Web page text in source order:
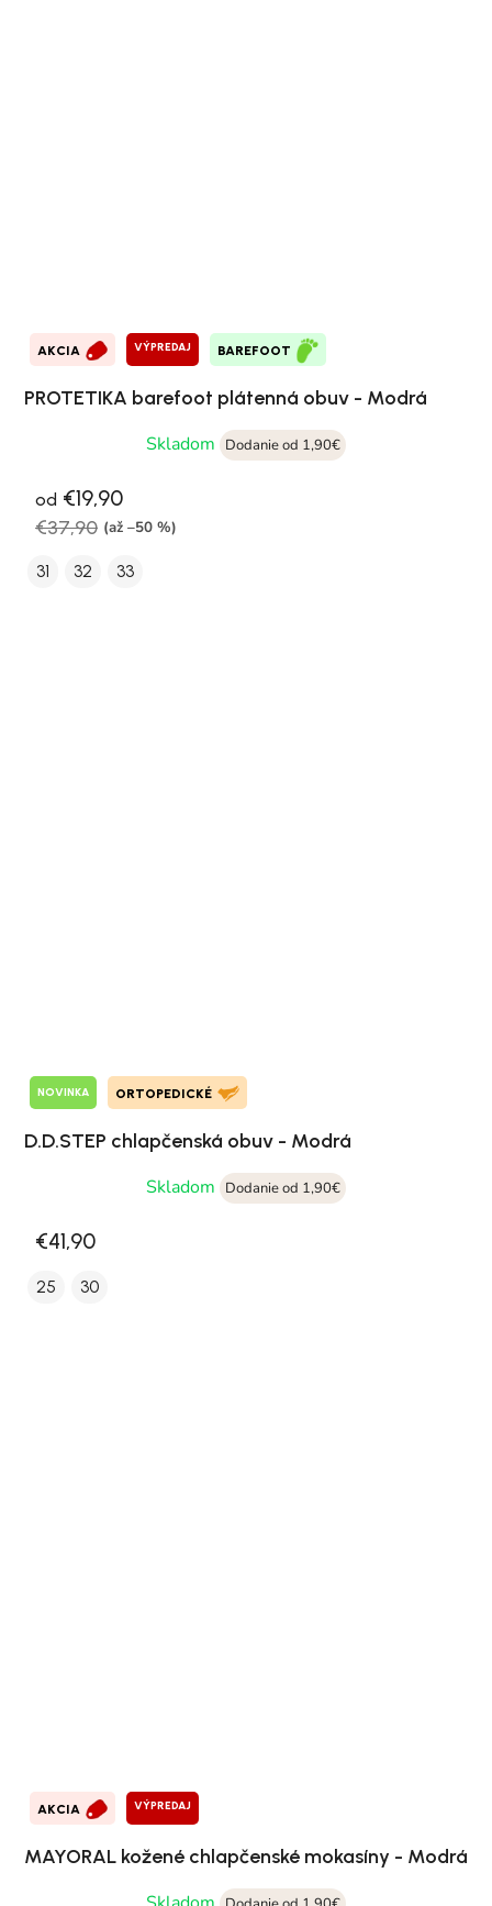
AKCIA VÝPREDAJ BAREFOOT
PROTETIKA barefoot plátenná obuv - Modrá
Skladom
Dodanie od 1,90€
od €19,90
€37,90 (až –50 %)
31 32 33
NOVINKA ORTOPEDICKÉ
D.D.STEP chlapčenská obuv - Modrá
Skladom
Dodanie od 1,90€
€41,90
25 30
AKCIA VÝPREDAJ
MAYORAL kožené chlapčenské mokasíny - Modrá